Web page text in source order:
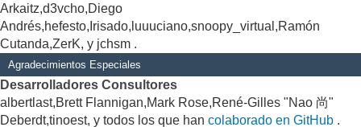
Arkaitz,d3vcho,Diego
Andrés,hefesto,Irisado,luuuciano,snoopy_virtual,Ramón
Cutanda,ZerK, y jchsm .
Agradecimientos Especiales
Desarrolladores Consultores
albertlast,Brett Flannigan,Mark Rose,René-Gilles "Nao 尚"
Deberdt,tinoest, y todos los que han colaborado en GitHub .